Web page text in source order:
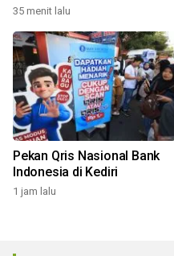
35 menit lalu
Pekan Qris Nasional Bank
Indonesia di Kediri
1 jam lalu